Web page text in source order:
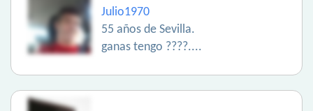
Julio1970
55 años de Sevilla.
ganas tengo ????....